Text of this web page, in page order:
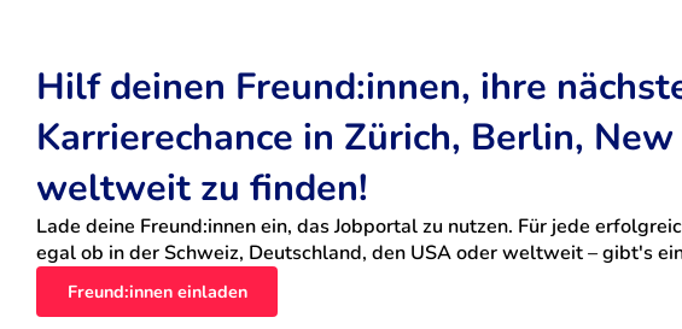
Hilf deinen Freund:innen, ihre
Karrierechance in Zürich, Berlin,
weltweit zu finden!
Lade deine Freund:innen ein, das Jobportal zu nutzen. Für jede
egal ob in der Schweiz, Deutschland, den USA oder weltweit – gibt's
Freund:innen einladen